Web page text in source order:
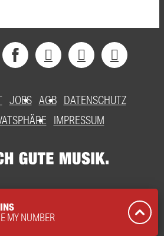
JOBS AGB DATENSCHUTZ
IMPRESSUM
MY NUMBER